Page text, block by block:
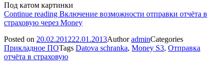
Под катом картинки
Continue reading Включение возможности отправки отчёта в
страховую через Money
Posted on 20.02.201222.01.2013AuthoradminCategories
Прикладное ПОTags Datova schranka, Money S3, Отправка
отчёта в страховую